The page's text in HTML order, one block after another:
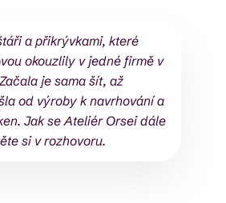
a přikrývkami, které
okouzlily v jedné firmě v
je sama šít, až
od výroby k navrhování a
Jak se Ateliér Orsei dále
si v rozhovoru.